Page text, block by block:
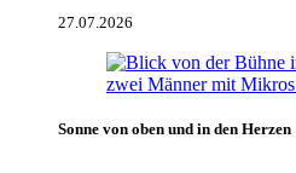
27.07.2026
Sonne von oben und in den Herzen